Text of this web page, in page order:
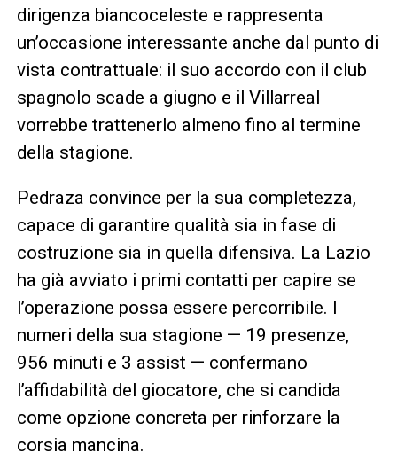
dirigenza biancoceleste e rappresenta
un’occasione interessante anche dal punto di
vista contrattuale: il suo accordo con il club
spagnolo scade a giugno e il Villarreal
vorrebbe trattenerlo almeno fino al termine
della stagione.
Pedraza convince per la sua completezza,
capace di garantire qualità sia in fase di
costruzione sia in quella difensiva. La Lazio
ha già avviato i primi contatti per capire se
l’operazione possa essere percorribile. I
numeri della sua stagione — 19 presenze,
956 minuti e 3 assist — confermano
l’affidabilità del giocatore, che si candida
come opzione concreta per rinforzare la
corsia mancina.